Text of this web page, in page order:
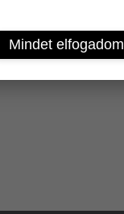
Mindet elfogadom